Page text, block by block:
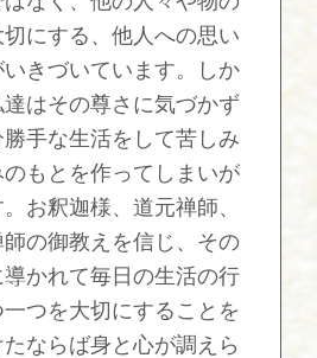
にする、他人への思い
きづいています。しか
達はその尊さに気づかず
勝手な生活をして苦しみ
もとを作ってしまいが
お釈迦様、道元禅師、
の御教えを信じ、その
かれて毎日の生活の行
一つを大切にすることを
ならば身と心が調えら